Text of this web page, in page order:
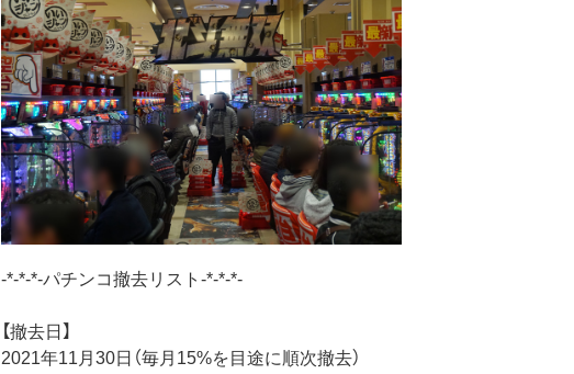
-*-*-*-パチンコ撤去リスト-*-*-*-
【撤去日】
2021年11月30日（毎月15%を目途に順次撤去）